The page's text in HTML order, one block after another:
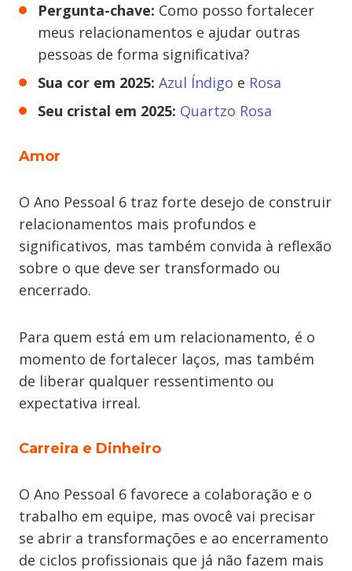
Pergunta-chave: Como posso fortalecer
meus relacionamentos e ajudar outras
pessoas de forma significativa?
Sua cor em 2025: Azul Índigo e Rosa
Seu cristal em 2025: Quartzo Rosa
Amor
O Ano Pessoal 6 traz forte desejo de construir
relacionamentos mais profundos e
significativos, mas também convida à reflexão
sobre o que deve ser transformado ou
encerrado.
Para quem está em um relacionamento, é o
momento de fortalecer laços, mas também
de liberar qualquer ressentimento ou
expectativa irreal.
Carreira e Dinheiro
O Ano Pessoal 6 favorece a colaboração e o
trabalho em equipe, mas ovocê vai precisar
se abrir a transformações e ao encerramento
de ciclos profissionais que já não fazem mais